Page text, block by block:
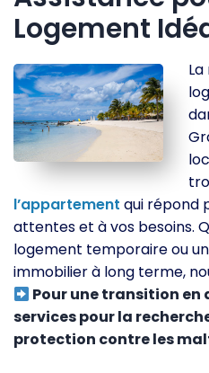
Logement
l’appartement qui répond
attentes et à vos besoins.
logement temporaire ou un
immobilier à long terme,
Pour une transition en
services pour la
protection contre les